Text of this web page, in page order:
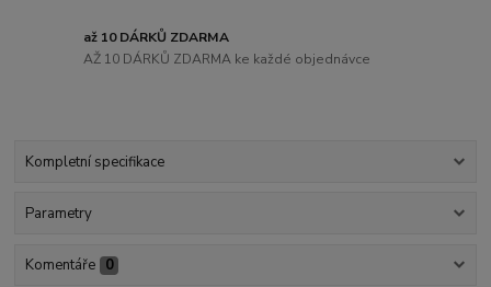
až 10 DÁRKŮ ZDARMA
AŽ 10 DÁRKŮ ZDARMA ke každé objednávce
Kompletní specifikace
Parametry
Komentáře 0